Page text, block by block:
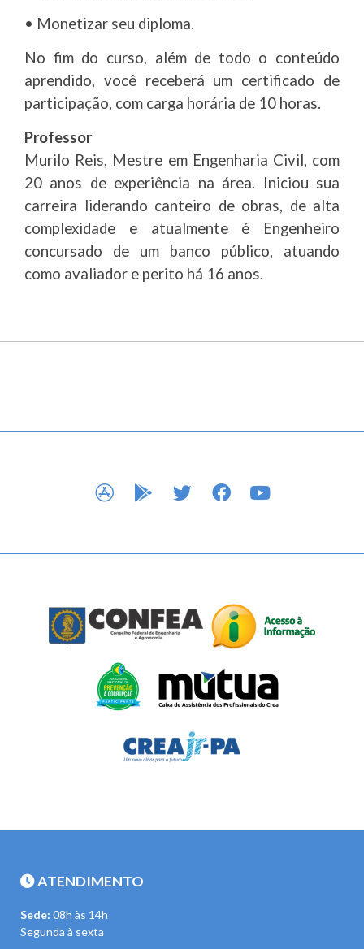
• Monetizar seu diploma.
No fim do curso, além de todo o conteúdo
aprendido, você receberá um certificado de
participação, com carga horária de 10 horas.
Professor
Murilo Reis, Mestre em Engenharia Civil, com
20 anos de experiência na área. Iniciou sua
carreira liderando canteiro de obras, de alta
complexidade e atualmente é Engenheiro
concursado de um banco público, atuando
como avaliador e perito há 16 anos.
APP STOREGOOGLE PLAY
TWITTERFACEBOOK
ATENDIMENTO
Sede: 08h às 14h
Segunda à sexta